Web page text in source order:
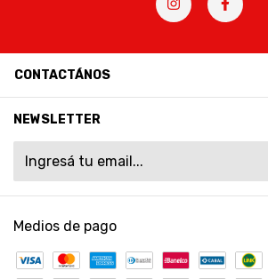
CONTACTÁNOS
NEWSLETTER
Medios de pago